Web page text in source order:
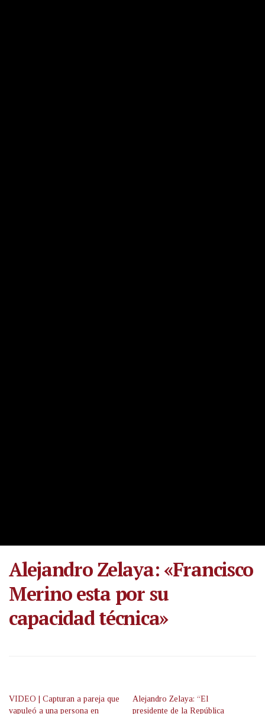
Alejandro Zelaya: «Francisco
Merino esta por su
capacidad técnica»
VIDEO | Capturan a pareja que
vapuleó a una persona en
Alejandro Zelaya: “El
presidente de la República